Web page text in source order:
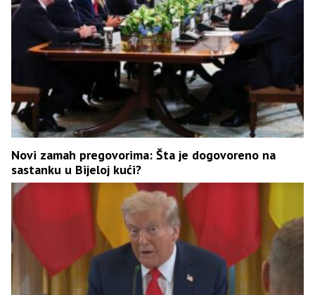
Novi zamah pregovorima: Šta je dogovoreno na
sastanku u Bijeloj kući?